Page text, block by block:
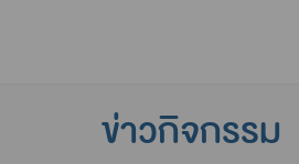
ข่าวกิจกรรม